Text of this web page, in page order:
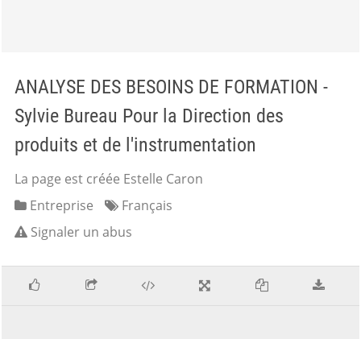
ANALYSE DES BESOINS DE FORMATION -
Sylvie Bureau Pour la Direction des
produits et de l'instrumentation
La page est créée Estelle Caron
Entreprise
Français
Signaler un abus